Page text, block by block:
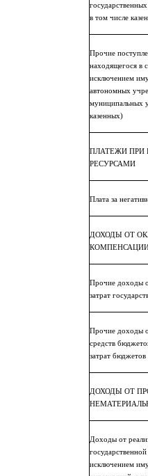
в том числе
Прочие
находящегося в
исключением
автономных
муниципальных
казенных)
ПЛАТЕЖИ ПРИ
РЕСУРСАМИ
Плата за
ДОХОДЫ ОТ
КОМПЕНСАЦИИ
Прочие доходы
затрат
Прочие доходы
средств
затрат
ДОХОДЫ ОТ
Доходы от
исключением